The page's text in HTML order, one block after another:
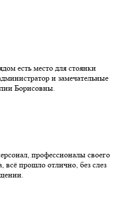
есть место для стоянки
и замечательные
Борисовны.
профессионалы своего
всё прошло отлично, без слез